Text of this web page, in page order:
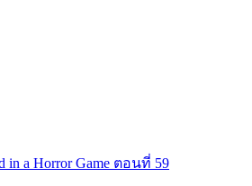
in a Horror Game ตอนที่ 59